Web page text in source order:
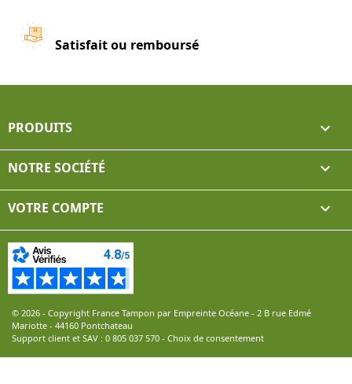
Satisfait ou remboursé
PRODUITS 
NOTRE SOCIÉTÉ 
VOTRE COMPTE 
© 2026 - Copyright France Tampon par Empreinte Océane - 2 B rue Edmé
Mariotte - 44160 Pontchateau
Support client et SAV : 0 805 037 570 - Choix de consentement